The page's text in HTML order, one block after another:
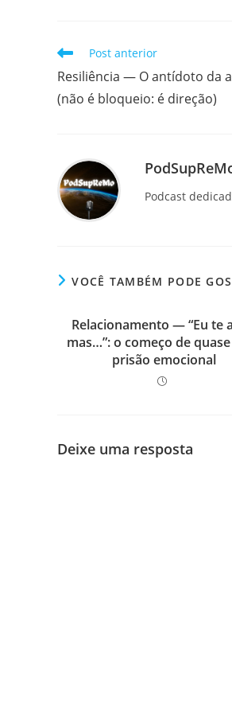
Leia
artigos
Post anterior
Resiliência — O antídoto da
(não é bloqueio: é direção)
Podcast
VOCÊ TAMBÉM PODE
Relacionamento — “Eu te
mas…”: o começo de
prisão emocional
Deixe uma resposta